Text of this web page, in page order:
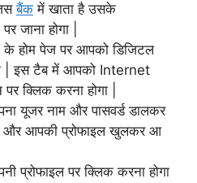
बैंक में खाता है उसके
जाना होगा |
के होम पेज पर आपको डिजिटल
| इस टैब में आपको Internet
क्लिक करना होगा |
यूजर नाम और पासवर्ड डालकर
और आपकी प्रोफाइल खुलकर आ
प्रोफाइल पर क्लिक करना होगा